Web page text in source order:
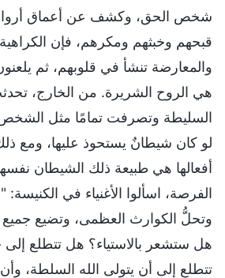
شخص الحق، وكشف عن أعماق
قبحهم وخبثهم ومكرهم، فإن
والمعارضة تنشأ في قلوبهم، ثم
هي الروح الشريرة. من الخارج،
السليطة وتصرفت تمامًا مثل الشخص
لو كان شيطانٌ يستحوذ عليها، ومع
أفعالها هي طبيعة ذلك الشيطان
الفرصة، اسألوا الأغنياء في الكنيسة:
وتحلُّ الكوارث العظمى، وتضيع جميع
هل ستشعر بالاستياء؟ هل تتطلع
تتطلع إلى أن يتولى الله السلطة،